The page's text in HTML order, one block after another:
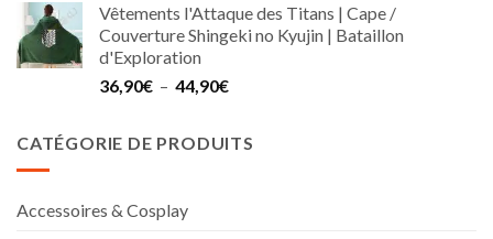
prix :
22,90€
40,90€
Vêtements l'Attaque des Titans | Cape /
Couverture Shingeki no Kyujin | Bataillon
d'Exploration
36,90€ – 44,90€Plage
36,90€
CATÉGORIE DE PRODUITS
Accessoires & Cosplay